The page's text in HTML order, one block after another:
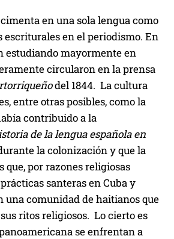
en una sola lengua como
en el periodismo. En
estudiando mayormente en
circularon en la prensa
del 1844. La cultura
entre otras posibles, como la
contribuido a la
de la lengua española en
la colonización y que la
por razones religiosas
santeras en Cuba y
una comunidad de haitianos que
ritos religiosos. Lo cierto es
se enfrentan a